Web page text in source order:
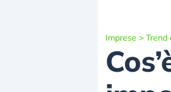
Imprese > Trend